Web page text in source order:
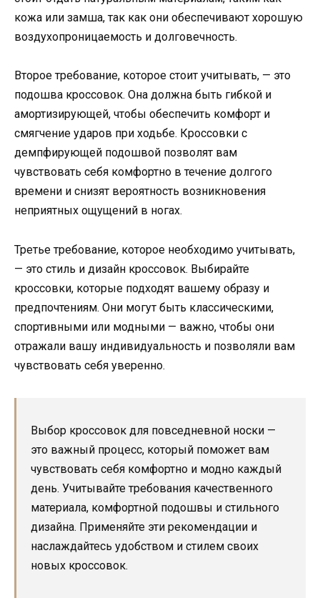
кожа или замша, так как они обеспечивают хорошую
воздухопроницаемость и долговечность.
Второе требование, которое стоит учитывать, — это
подошва кроссовок. Она должна быть гибкой и
амортизирующей, чтобы обеспечить комфорт и
смягчение ударов при ходьбе. Кроссовки с
демпфирующей подошвой позволят вам
чувствовать себя комфортно в течение долгого
времени и снизят вероятность возникновения
неприятных ощущений в ногах.
Третье требование, которое необходимо учитывать,
— это стиль и дизайн кроссовок. Выбирайте
кроссовки, которые подходят вашему образу и
предпочтениям. Они могут быть классическими,
спортивными или модными — важно, чтобы они
отражали вашу индивидуальность и позволяли вам
чувствовать себя уверенно.
Выбор кроссовок для повседневной носки —
это важный процесс, который поможет вам
чувствовать себя комфортно и модно каждый
день. Учитывайте требования качественного
материала, комфортной подошвы и стильного
дизайна. Применяйте эти рекомендации и
наслаждайтесь удобством и стилем своих
новых кроссовок.